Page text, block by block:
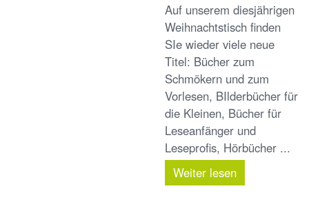
Auf unserem diesjährigen
Weihnachtstisch finden
SIe wieder viele neue
Titel: Bücher zum
Schmökern und zum
Vorlesen, BIlderbücher für
die Kleinen, Bücher für
Leseanfänger und
Leseprofis, Hörbücher ...
Weiter lesen